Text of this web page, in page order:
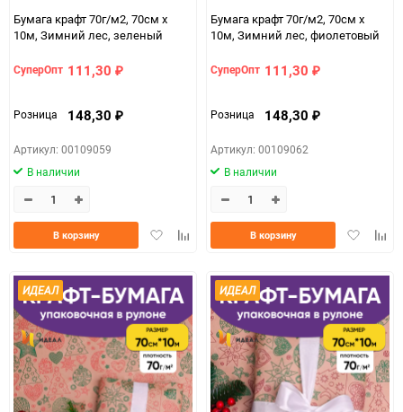
Бумага крафт 70г/м2, 70см x
10м, Зимний лес, зеленый
СуперОпт 111,30 ₽
Розница 148,30 ₽
Артикул: 00109059
В наличии
ДобавитьДобавить
В корзину
Бумага крафт 70г/м2, 70см x
10м, Зимний лес, фиолетовый
СуперОпт 111,30 ₽
Розница 148,30 ₽
Артикул: 00109062
В наличии
Добавить
В корзину
ИДЕАЛ ИДЕАЛ